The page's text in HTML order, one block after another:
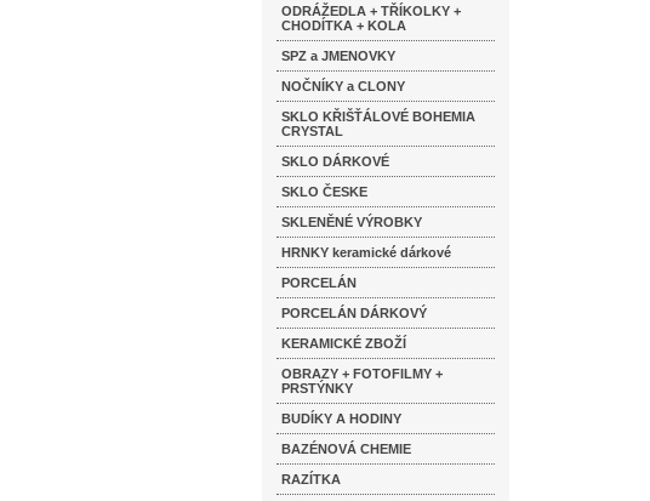
ODRÁŽEDLA + TŘÍKOLKY +
CHODÍTKA + KOLA
SPZ a JMENOVKY
NOČNÍKY a CLONY
SKLO KŘIŠŤÁLOVÉ BOHEMIA
CRYSTAL
SKLO DÁRKOVÉ
SKLO ČESKE
SKLENĚNÉ VÝROBKY
HRNKY keramické dárkové
PORCELÁN
PORCELÁN DÁRKOVÝ
KERAMICKÉ ZBOŽÍ
OBRAZY + FOTOFILMY +
PRSTÝNKY
BUDÍKY A HODINY
BAZÉNOVÁ CHEMIE
RAZÍTKA